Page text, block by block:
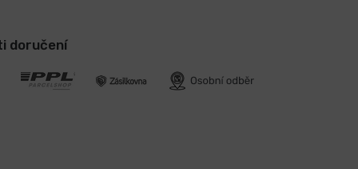
doručení